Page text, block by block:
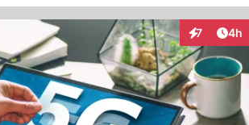
7 4h